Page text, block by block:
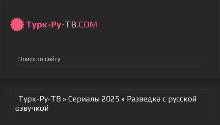
Турк-Ру-ТВ.COM
Турк-Ру-ТВ » Сериалы 2025 » Разведка с русской
озвучкой